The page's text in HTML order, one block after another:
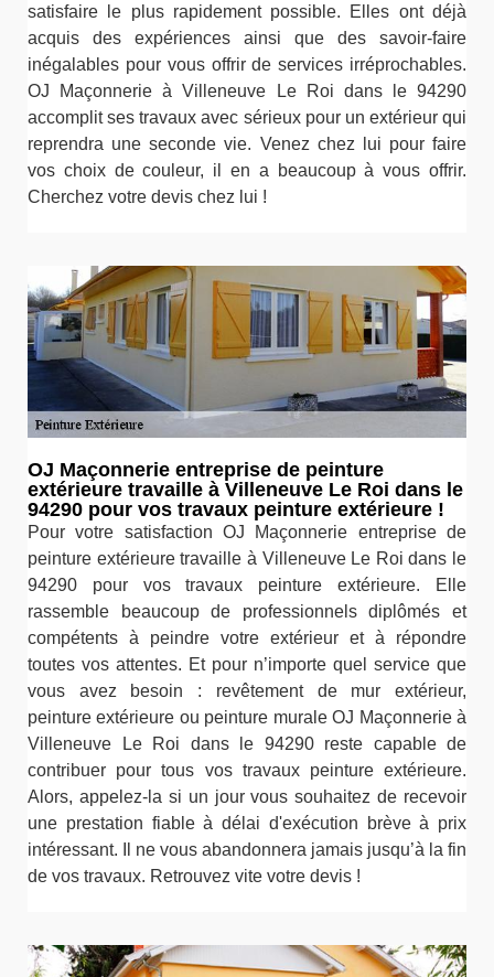
satisfaire le plus rapidement possible. Elles ont déjà
acquis des expériences ainsi que des savoir-faire
inégalables pour vous offrir de services irréprochables.
OJ Maçonnerie à Villeneuve Le Roi dans le 94290
accomplit ses travaux avec sérieux pour un extérieur qui
reprendra une seconde vie. Venez chez lui pour faire
vos choix de couleur, il en a beaucoup à vous offrir.
Cherchez votre devis chez lui !
OJ Maçonnerie entreprise de peinture
extérieure travaille à Villeneuve Le Roi dans le
94290 pour vos travaux peinture extérieure !
Pour votre satisfaction OJ Maçonnerie entreprise de
peinture extérieure travaille à Villeneuve Le Roi dans le
94290 pour vos travaux peinture extérieure. Elle
rassemble beaucoup de professionnels diplômés et
compétents à peindre votre extérieur et à répondre
toutes vos attentes. Et pour n’importe quel service que
vous avez besoin : revêtement de mur extérieur,
peinture extérieure ou peinture murale OJ Maçonnerie à
Villeneuve Le Roi dans le 94290 reste capable de
contribuer pour tous vos travaux peinture extérieure.
Alors, appelez-la si un jour vous souhaitez de recevoir
une prestation fiable à délai d'exécution brève à prix
intéressant. Il ne vous abandonnera jamais jusqu’à la fin
de vos travaux. Retrouvez vite votre devis !